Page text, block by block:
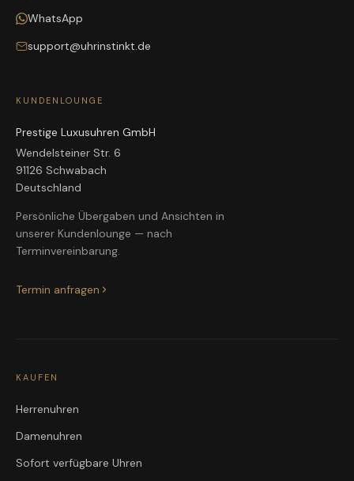
WhatsApp
support@uhrinstinkt.de
KUNDENLOUNGE
Prestige Luxusuhren GmbH
Wendelsteiner Str. 6
91126 Schwabach
Deutschland
Persönliche Übergaben und Ansichten in
unserer Kundenlounge — nach
Terminvereinbarung.
Termin anfragen
KAUFEN
Herrenuhren
Damenuhren
Sofort verfügbare Uhren